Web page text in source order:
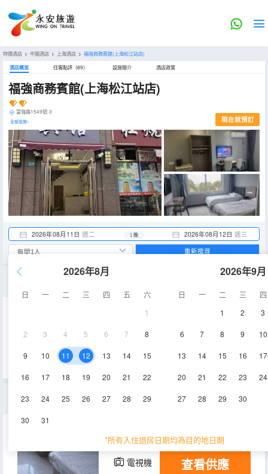
特價酒店 > 中國酒店 > 上海酒店 > 福強商務賓館(上海松江站店)
酒店概览 住客點評（89） 設施簡介 酒店政策
福強商務賓館(上海松江站店)
富強路1549號-3
全部設施> 現在就預訂
2026年08月11日 週二 2026年08月12日 週三
1 晚
2026年8月
日 一 二 三 四 五
六
1
2 3 4 5 6 7 8
9 10 11 12 13 14 15
16 17 18 19 20 21 22
23 24 25 26 27 28 29
30 31
2026年9月
日 一 二 三
四
1
2 3
6 7 8 9 10
13 14 15 16 17
20 21 22 23 24
27 28 29 30
*所有入住退房日期均為目的地日期
重新搜尋
18-20㎡ 空調
標準雙床房
22-25㎡ 2-3層
電視機 查看供應